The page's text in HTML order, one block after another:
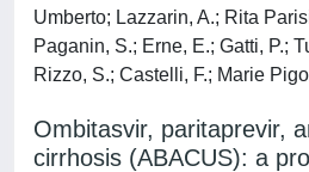
Umberto; Lazzarin, A.; Rita
Paganin, S.; Erne, E.; Gatti, P.;
Rizzo, S.; Castelli, F.; Marie
Ombitasvir, paritaprevir,
cirrhosis (ABACUS): a